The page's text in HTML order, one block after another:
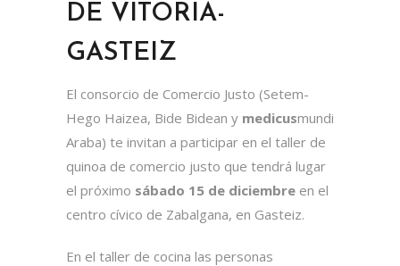
DE VITORIA-
GASTEIZ
El consorcio de Comercio Justo (Setem-
Hego Haizea, Bide Bidean y medicusmundi
Araba) te invitan a participar en el taller de
quinoa de comercio justo que tendrá lugar
el próximo sábado 15 de diciembre en el
centro cívico de Zabalgana, en Gasteiz.
En el taller de cocina las personas